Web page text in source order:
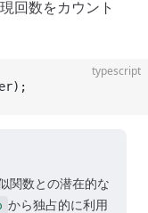
回数をカウント
typescript
関数との潜在的な
から独占的に利用